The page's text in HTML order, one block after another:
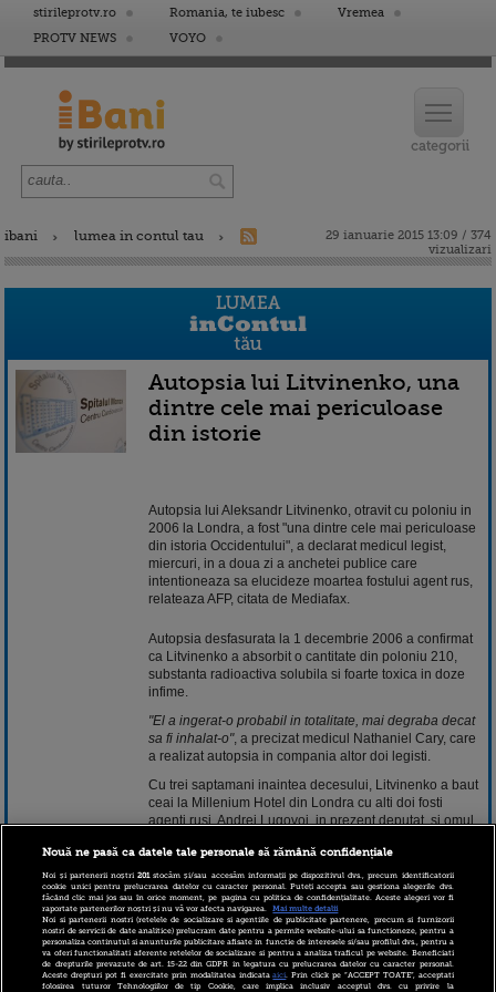
stirileprotv.ro Romania, te iubesc
Vremea
PROTV NEWS
VOYO
ibani lumea in contul tau
29 ianuarie 2015 13:09 / 374
vizualizari
Autopsia lui Litvinenko, una
dintre cele mai periculoase
din istorie
Autopsia lui Aleksandr Litvinenko, otravit cu poloniu in
2006 la Londra, a fost "una dintre cele mai periculoase
din istoria Occidentului", a declarat medicul legist,
miercuri, in a doua zi a anchetei publice care
intentioneaza sa elucideze moartea fostului agent rus,
relateaza AFP, citata de Mediafax.
Autopsia desfasurata la 1 decembrie 2006 a confirmat
ca Litvinenko a absorbit o cantitate din poloniu 210,
substanta radioactiva solubila si foarte toxica in doze
infime.
"El a ingerat-o probabil in totalitate, mai degraba decat
sa fi inhalat-o", a precizat medicul Nathaniel Cary, care
a realizat autopsia in compania altor doi legisti.
Cu trei saptamani inaintea decesului, Litvinenko a baut
ceai la Millenium Hotel din Londra cu alti doi fosti
agenti rusi, Andrei Lugovoi, in prezent deputat, si omul
crima",a amintit inspectorul Craig Mascall.
Intr-o scrisoare dictata de pe patul de spital, Litvinenko
l-a acuzat pe presedintele Vladimir Putin ca a
comandat asasinarea sa. Kremlinul, care a refuzat sa ii
extradeze pe principalii doi suspecti, a negat
permanent aceasta acuzatie.
Nouă ne pasă ca datele tale personale să rămână confidențiale
Noi și partenerii noștri201stocăm și/sau accesăm informații pe dispozitivul dvs., precum identificatorii
cookie unici pentru prelucrarea datelor cu caracter personal. Puteți accepta sau gestiona alegerile dvs.
făcând clic mai jos sau în orice moment, pe pagina cu politica de confidențialitate. Aceste alegeri vor fi
raportate partenerilor noștri și nu vă vor afecta navigarea.
Mai multe detalii
Noi si partenerii nostri (retelele de socializare si agentiile de publicitate partenere, precum si furnizorii
nostri de servicii de date analitice) prelucram date pentru a permite website-ului sa functioneze, pentru a
personaliza continutul si anunturile publicitare afisate in functie de interesele si/sau profilul dvs., pentru a
va oferi functionalitati aferente retelelor de socializare si pentru a analiza traficul pe website. Beneficiati
de drepturile prevazute de art. 15-22 din GDPR in legatura cu prelucrarea datelor cu caracter personal.
Aceste drepturi pot fi exercitate prin modalitatea indicataaici. Prin click pe “ACCEPT TOATE”, acceptati
folosirea tuturor Tehnologiilor de tip Cookie, care implica inclusiv acceptul dvs. cu privire la